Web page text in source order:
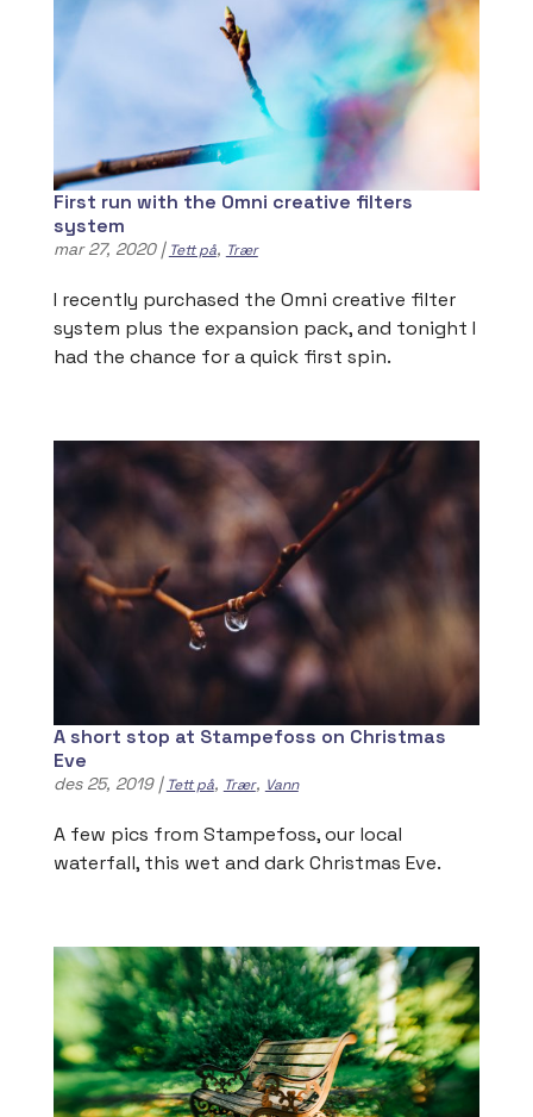
First run with the Omni creative filters
system
mar 27, 2020| Tett på, Trær
I recently purchased the Omni creative filter
system plus the expansion pack, and tonight I
had the chance for a quick first spin.
A short stop at Stampefoss on Christmas
Eve
des 25, 2019| Tett på, Trær, Vann
A few pics from Stampefoss, our local
waterfall, this wet and dark Christmas Eve.